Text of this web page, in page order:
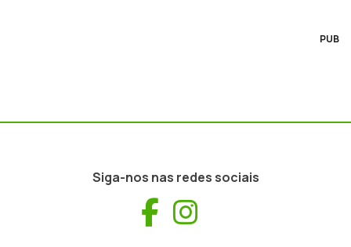
PUB
Siga-nos nas redes sociais
Facebook